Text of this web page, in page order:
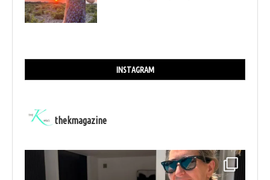
INSTAGRAM
thekmagazine